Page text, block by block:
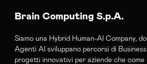
Brain Computing S.p.A.
Siamo una Hybrid Human-AI Company,
Agenti AI sviluppano percorsi di
progetti innovativi per aziende che come